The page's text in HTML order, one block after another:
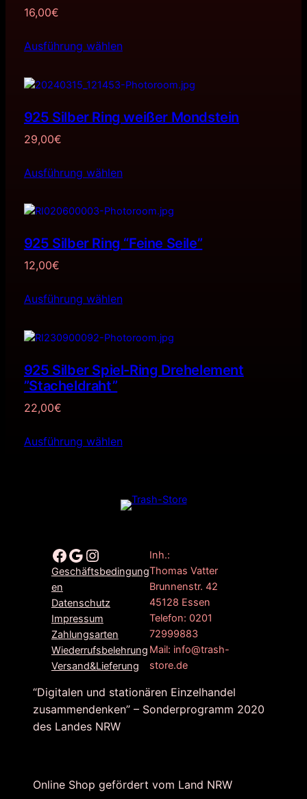
16,00€
Ausführung wählen
925 Silber Ring weißer Mondstein
29,00€
Ausführung wählen
925 Silber Ring “Feine Seile”
12,00€
Ausführung wählen
925 Silber Spiel-Ring Drehelement
”Stacheldraht”
22,00€
Ausführung wählen
Facebook Google Instagram
Geschäftsbedingung
en
Datenschutz
Impressum
Zahlungsarten
Wiederrufsbelehrung
Versand&Lieferung
Inh.:
Thomas Vatter
Brunnenstr. 42
45128 Essen
Telefon: 0201
72999883
Mail: info@trash-
store.de
“Digitalen und stationären Einzelhandel
zusammendenken” – Sonderprogramm 2020
des Landes NRW
Online Shop gefördert vom Land NRW